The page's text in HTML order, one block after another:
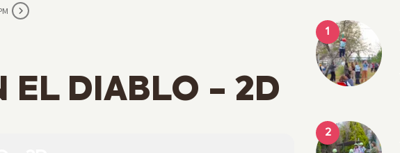
EL DIABLO - 2D